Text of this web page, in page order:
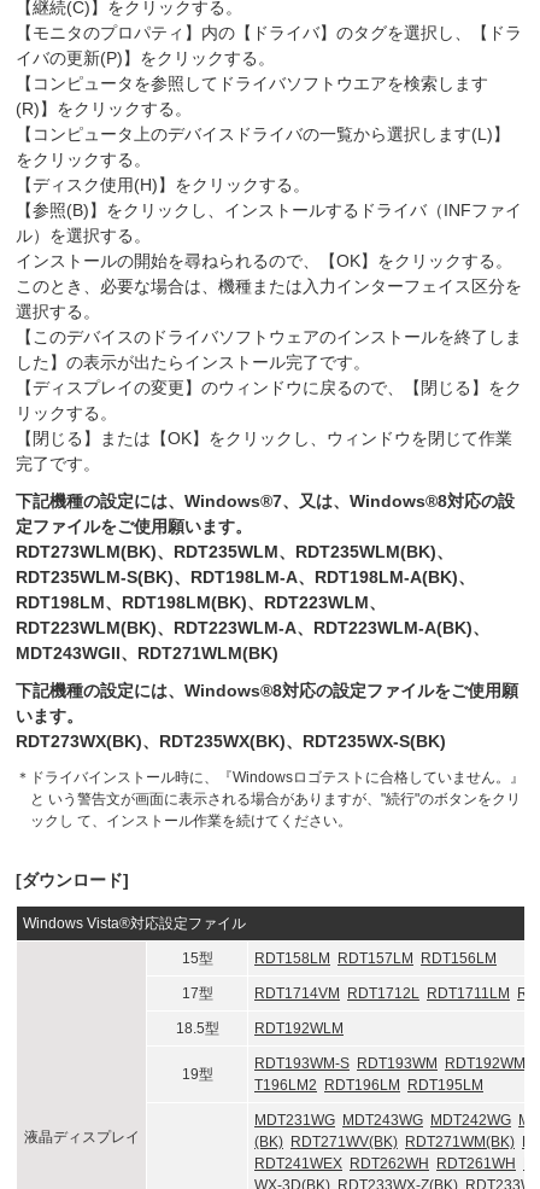
【継続(C)】をクリックする。
【モニタのプロパティ】内の【ドライバ】のタグを選択し、【ドラ
イバの更新(P)】をクリックする。
【コンピュータを参照してドライバソフトウエアを検索します
(R)】をクリックする。
【コンピュータ上のデバイスドライバの一覧から選択します(L)】
をクリックする。
【ディスク使用(H)】をクリックする。
【参照(B)】をクリックし、インストールするドライバ（INFファイ
ル）を選択する。
インストールの開始を尋ねられるので、【OK】をクリックする。
このとき、必要な場合は、機種または入力インターフェイス区分を
選択する。
【このデバイスのドライバソフトウェアのインストールを終了しま
した】の表示が出たらインストール完了です。
【ディスプレイの変更】のウィンドウに戻るので、【閉じる】をク
リックする。
【閉じる】または【OK】をクリックし、ウィンドウを閉じて作業
完了です。
下記機種の設定には、Windows®7、又は、Windows®8対応の設
定ファイルをご使用願います。
RDT273WLM(BK)、RDT235WLM、RDT235WLM(BK)、
RDT235WLM-S(BK)、RDT198LM-A、RDT198LM-A(BK)、
RDT198LM、RDT198LM(BK)、RDT223WLM、
RDT223WLM(BK)、RDT223WLM-A、RDT223WLM-A(BK)、
MDT243WGII、RDT271WLM(BK)
下記機種の設定には、Windows®8対応の設定ファイルをご使用願
います。
RDT273WX(BK)、RDT235WX(BK)、RDT235WX-S(BK)
＊ ドライバインストール時に、『Windowsロゴテストに合格していません。』
と いう警告文が画面に表示される場合がありますが、"続行"のボタンをクリ
ックし て、インストール作業を続けてください。
[ダウンロード]
Windows Vista®対応設定ファイル
液晶ディスプレイ
15型 RDT158LM RDT157LM RDT156LM
17型 RDT1714VM RDT1712L RDT1711LM
18.5型 RDT192WLM
19型
RDT193WM-S RDT193WM RDT192WM
T196LM2
RDT196LM RDT195LM
MDT231WG MDT243WG MDT242WG
(BK) RDT271WV(BK) RDT271WM(BK)
RDT241WEX RDT262WH RDT261WH
WX-3D(BK) RDT233WX-Z(BK)